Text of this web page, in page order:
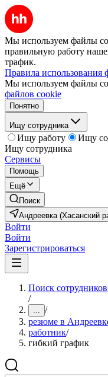
Мы используем файлы
правильную работу
трафик.
Правила использования
Мы используем файлы
файлов cookie
Понятно
Ищу сотрудника
Ищу работу
Ищу
Ищу сотрудника
Сервисы
Помощь
Ещё
Поиск
Андреевка (Хасанский
Войти
Войти
Зарегистрироваться
Поиск
/
... /
резюме в
работник/
гибкий график